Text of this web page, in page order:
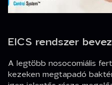
EICS rendszer
A legtöbb nosocomiális
kezeken megtapadó